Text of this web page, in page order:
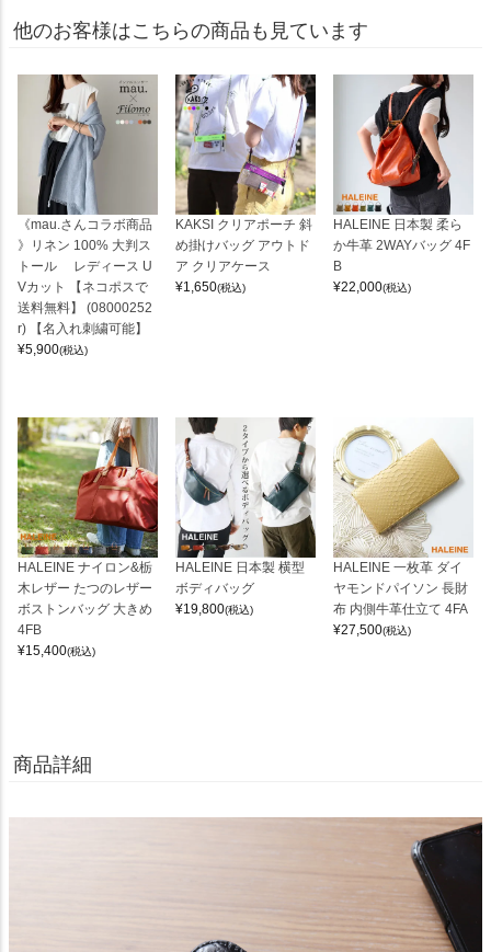
他のお客様はこちらの商品も見ています
《mau.さんコラボ商品
》リネン 100% 大判ス
トール レディース U
Vカット 【ネコポスで
送料無料】 (08000252
r) 【名入れ刺繍可能】
¥5,900(税込)
KAKSI クリアポーチ 斜
め掛けバッグ アウトド
ア クリアケース
¥1,650(税込)
HALEINE 日本製 柔ら
か牛革 2WAYバッグ 4F
B
¥22,000(税込)
HALEINE ナイロン&栃
木レザー たつのレザー
ボストンバッグ 大きめ
4FB
¥15,400(税込)
HALEINE 日本製 横型
ボディバッグ
¥19,800(税込)
HALEINE 一枚革 ダイ
ヤモンドパイソン 長財
布 内側牛革仕立て 4FA
¥27,500(税込)
商品詳細